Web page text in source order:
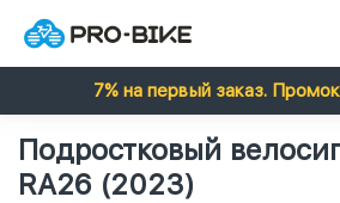
7% на первый заказ.
Подростковый
RA26 (2023)